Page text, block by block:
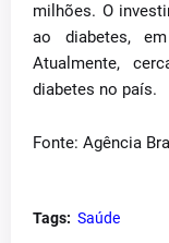
milhões. O
ao diabetes,
Atualmente,
diabetes no país.
Fonte: Agência
Tags: Saúde